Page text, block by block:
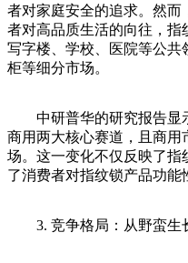
者对家庭安全的追求。然
者对高品质生活的向往，指
写字楼、学校、医院等公
柜等细分市场。
中研普华的研究报告显示
商用两大核心赛道，且商
场。这一变化不仅反映了
了消费者对指纹锁产品功能
3. 竞争格局：从野蛮生